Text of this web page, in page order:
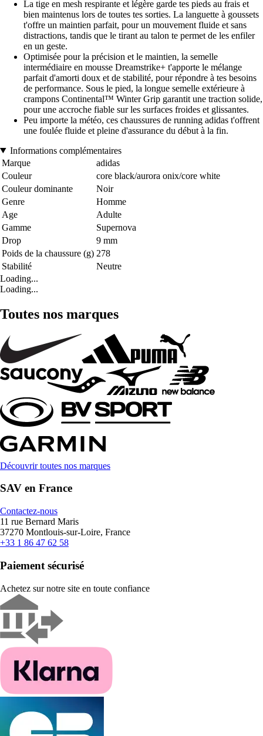
La tige en mesh respirante et légère garde tes pieds au frais et
bien maintenus lors de toutes tes sorties. La languette à goussets
t'offre un maintien parfait, pour un mouvement fluide et sans
distractions, tandis que le tirant au talon te permet de les enfiler
en un geste.
Optimisée pour la précision et le maintien, la semelle
intermédiaire en mousse Dreamstrike+ t'apporte le mélange
parfait d'amorti doux et de stabilité, pour répondre à tes besoins
de performance. Sous le pied, la longue semelle extérieure à
crampons Continental™ Winter Grip garantit une traction solide,
pour une accroche fiable sur les surfaces froides et glissantes.
Peu importe la météo, ces chaussures de running adidas t'offrent
une foulée fluide et pleine d'assurance du début à la fin.
Informations complémentaires
Marque
adidas
Couleur
core black/aurora onix/core white
Couleur dominante
Noir
Genre
Homme
Age
Adulte
Gamme
Supernova
Drop
9 mm
Poids de la chaussure (g) 278
Stabilité
Neutre
Loading...
Loading...
Toutes nos marques
Découvrir toutes nos marques
SAV en France
Contactez-nous
11 rue Bernard Maris
37270 Montlouis-sur-Loire, France
+33 1 86 47 62 58
Paiement sécurisé
Achetez sur notre site en toute confiance